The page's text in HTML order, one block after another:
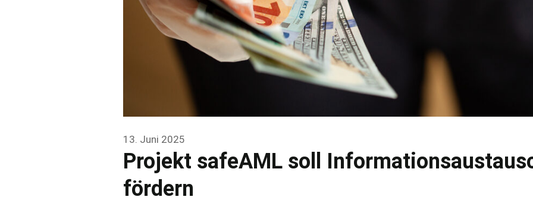
13. Juni 2025
Projekt safeAML soll
fördern